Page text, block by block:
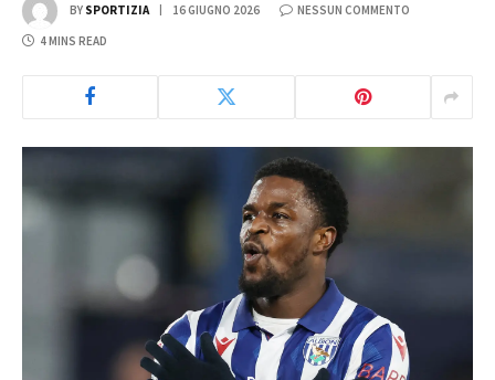
BY SPORTIZIA 16 GIUGNO 2026 NESSUN COMMENTO
4 MINS READ